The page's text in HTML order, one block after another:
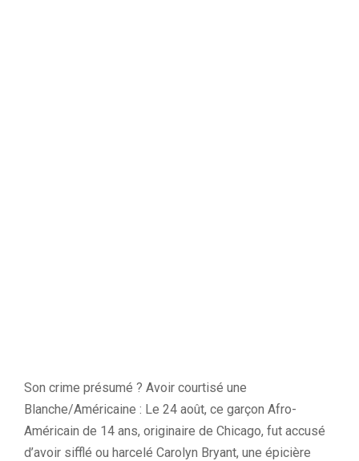
Son crime présumé ? Avoir courtisé une
Blanche/Américaine : Le 24 août, ce garçon Afro-
Américain de 14 ans, originaire de Chicago, fut accusé
d’avoir sifflé ou harcelé Carolyn Bryant, une épicière